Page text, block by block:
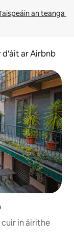
an teanga
d'áit ar Airbnb
in áirithe